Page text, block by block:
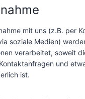
mit uns (z.B. per
soziale Medien)
verarbeitet, soweit
und
ist.